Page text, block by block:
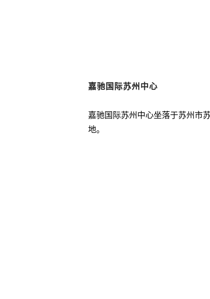
嘉驰国际苏州中心
嘉驰国际苏州中心坐落于苏州市
地。